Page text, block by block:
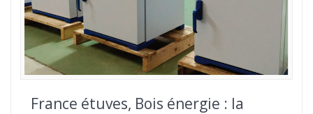
France étuves, Bois énergie : la